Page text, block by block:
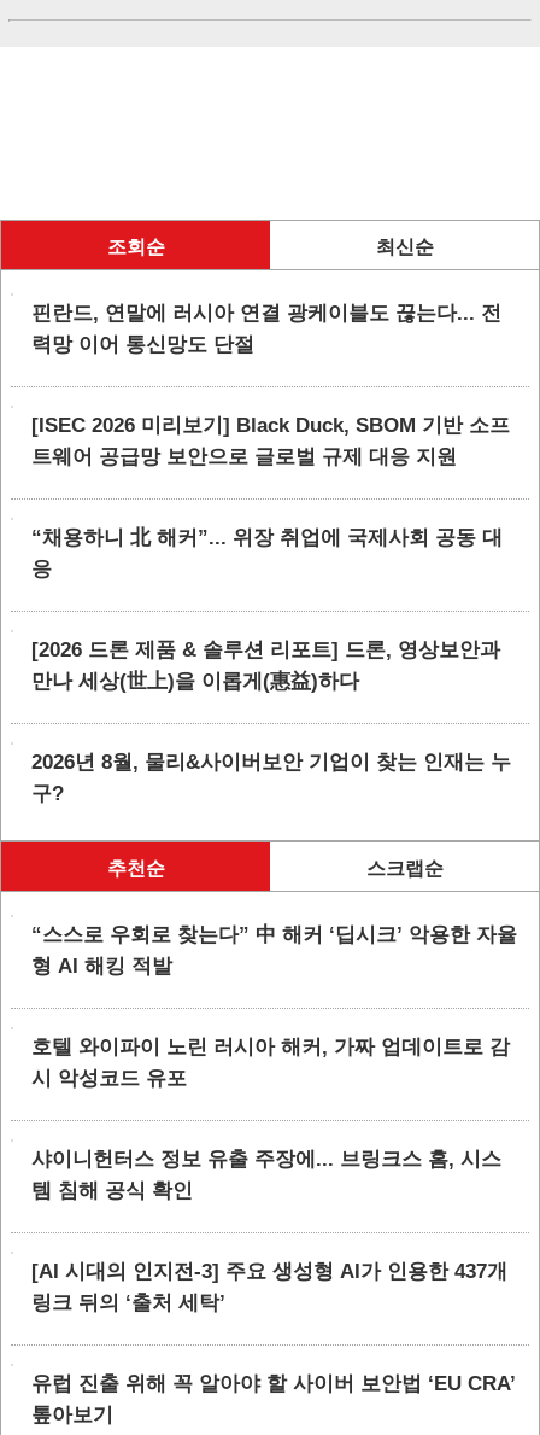
조회순 최신순
핀란드, 연말에 러시아 연결 광케이블도 끊는다... 전
력망 이어 통신망도 단절
[ISEC 2026 미리보기] Black Duck, SBOM 기반 소프
트웨어 공급망 보안으로 글로벌 규제 대응 지원
“채용하니 北 해커”... 위장 취업에 국제사회 공동 대
응
[2026 드론 제품 & 솔루션 리포트] 드론, 영상보안과
만나 세상(世上)을 이롭게(惠益)하다
2026년 8월, 물리&사이버보안 기업이 찾는 인재는 누
구?
추천순 스크랩순
“스스로 우회로 찾는다” 中 해커 ‘딥시크’ 악용한 자율
형 AI 해킹 적발
호텔 와이파이 노린 러시아 해커, 가짜 업데이트로 감
시 악성코드 유포
샤이니헌터스 정보 유출 주장에... 브링크스 홈, 시스
템 침해 공식 확인
[AI 시대의 인지전-3] 주요 생성형 AI가 인용한 437개
링크 뒤의 ‘출처 세탁’
유럽 진출 위해 꼭 알아야 할 사이버 보안법 ‘EU CRA’
톺아보기